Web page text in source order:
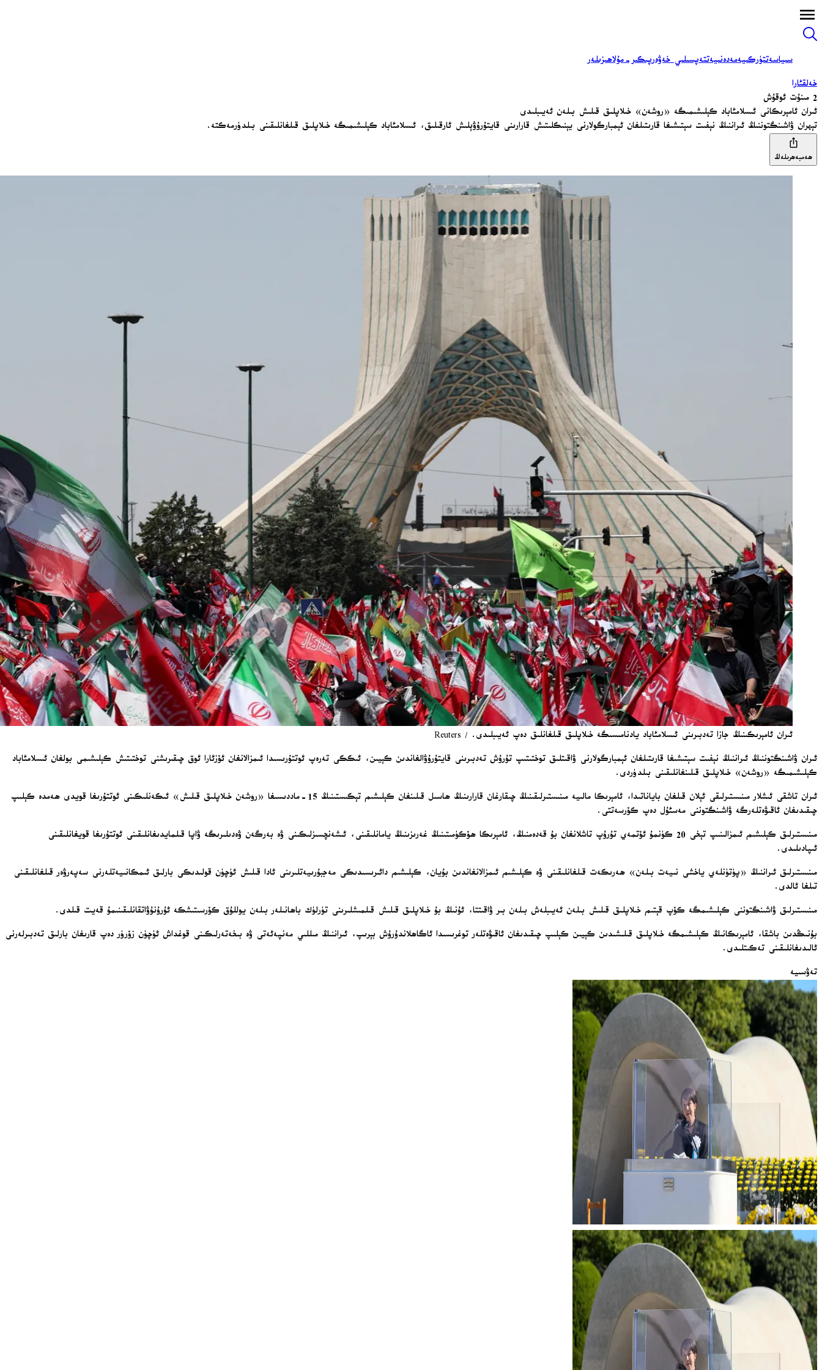
سىياسەتتۈركىيەمەدەنىيەتتەپسىلىي خەۋەرپىكىر-مۇلاھىزىلەر
خەلقئارا
2 مىنۇت ئوقۇش
ئىران ئامېرىكانى ئىسلامئاباد كېلىشىمىگە «روشەن» خىلاپلىق قىلىش بىلەن ئەيىبلىدى
تېھران ۋاشىنگتوننىڭ ئىراننىڭ نېفىت سېتىشىغا قارىتىلغان ئېمبارگولارنى يېنىكلىتىش قارارىنى قايتۇرۇۋېلىش ئارقىلىق، ئىسلامئاباد كېلىشىمىگە خىلاپلىق قىلغانلىقىنى بىلدۈرمەكتە.
ھەمبەھرىلەڭ
ئىران ئامېرىكىنىڭ جازا تەدبىرىنى ئىسلامئاباد يادنامىسىگە خىلاپلىق قىلغانلىق دەپ ئەيىبلىدى. / Reuters
ئىران ۋاشىنگتوننىڭ ئىراننىڭ نېفىت سېتىشىغا قارىتىلغان ئېمبارگولارنى ۋاقىتلىق توختىتىپ تۇرۇش تەدبىرىنى قايتۇرۇۋالغاندىن كېيىن، ئىككى تەرەپ ئوتتۇرىسىدا ئىمزالانغان ئۆزئارا ئوق چىقىرىشنى توختىتىش كېلىشىمى بولغان ئىسلامئاباد
كېلىشىمىگە «روشەن» خىلاپلىق قىلىنغانلىقىنى بىلدۈردى.
ئىران تاشقى ئىشلار مىنىستىرلىقى ئېلان قىلغان باياناتىدا، ئامېرىكا مالىيە مىنىستىرلىقىنىڭ چىقارغان قارارىنىڭ ھاسىل قىلىنغان كېلىشىم تېكىستىنىڭ 15-ماددىسىغا «روشەن خىلاپلىق قىلىش» ئىكەنلىكىنى ئوتتۇرىغا قويدى ھەمدە كېلىپ
چىقىدىغان ئاقىۋەتلەرگە ۋاشىنگتوننى مەسئۇل دەپ كۆرسەتتى.
مىنىستىرلىق كېلىشىم ئىمزالىنىپ تېخى 20 كۈنمۇ ئۆتمەي تۇرۇپ تاشلانغان بۇ قەدەمنىڭ، ئامېرىكا ھۆكۈمىتىنىڭ غەرىزىنىڭ يامانلىقىنى، ئىشەنچسىزلىكىنى ۋە بەرگەن ۋەدىلىرىگە ۋاپا قىلمايدىغانلىقىنى ئوتتۇرىغا قويغانلىقىنى
ئىپادىلىدى.
مىنىستىرلىق ئىراننىڭ «پۈتۈنلەي ياخشى نىيەت بىلەن» ھەرىكەت قىلغانلىقىنى ۋە كېلىشىم ئىمزالانغاندىن بۇيان، كېلىشىم دائىرىسىدىكى مەجبۇرىيەتلىرىنى ئادا قىلىش ئۈچۈن قولىدىكى بارلىق ئىمكانىيەتلەرنى سەپەرۋەر قىلغانلىقىنى
تىلغا ئالدى.
مىنىستىرلىق ۋاشىنگتوننى كېلىشىمگە كۆپ قېتىم خىلاپلىق قىلىش بىلەن ئەيىبلەش بىلەن بىر ۋاقىتتا، ئۇنىڭ بۇ خىلاپلىق قىلىش قىلمىشلىرىنى تۈرلۈك باھانىلەر بىلەن يوللۇق كۆرسىتىشكە ئۇرۇنۇۋاتقانلىقىنىمۇ قەيت قىلدى.
بۇنىڭدىن باشقا، ئامېرىكانىڭ كېلىشىمگە خىلاپلىق قىلىشىدىن كېيىن كېلىپ چىقىدىغان ئاقىۋەتلەر توغرىسىدا ئاگاھلاندۇرۇش بېرىپ، ئىراننىڭ مىللىي مەنپەئەتى ۋە بىخەتەرلىكىنى قوغداش ئۈچۈن زۆرۈر دەپ قارىغان بارلىق تەدبىرلەرنى
ئالىدىغانلىقىنى تەكىتلىدى.
تەۋسىيە